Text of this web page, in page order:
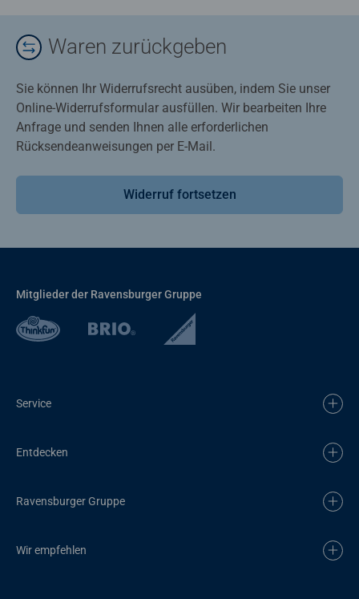
Waren zurückgeben
Sie können Ihr Widerrufsrecht ausüben, indem Sie unser
Online-Widerrufsformular ausfüllen. Wir bearbeiten Ihre
Anfrage und senden Ihnen alle erforderlichen
Rücksendeanweisungen per E-Mail.
Widerruf fortsetzen
Mitglieder der Ravensburger Gruppe
Service
Entdecken
Ravensburger Gruppe
Wir empfehlen